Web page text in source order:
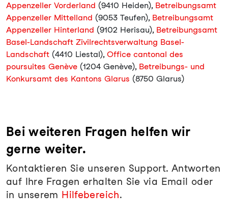
Appenzeller Vorderland (9410 Heiden), Betreibungsamt
Appenzeller Mittelland (9053 Teufen), Betreibungsamt
Appenzeller Hinterland (9102 Herisau), Betreibungsamt
Basel-Landschaft Zivilrechtsverwaltung Basel-
Landschaft (4410 Liestal), Office cantonal des
poursuites Genève (1204 Genève), Betreibungs- und
Konkursamt des Kantons Glarus (8750 Glarus)
Bei weiteren Fragen helfen wir
gerne weiter.
Kontaktieren Sie unseren Support. Antworten
auf Ihre Fragen erhalten Sie via Email oder
in unserem Hilfebereich.